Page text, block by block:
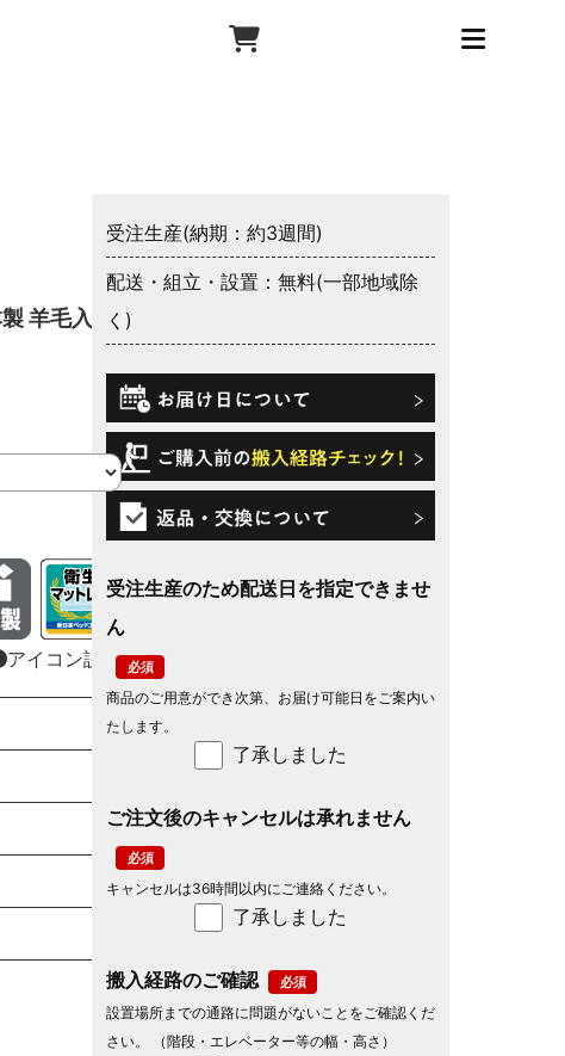
羊毛入り
アイコン説明
受注生産(納期：約3週間)
配送・組立・設置：無料(一部地域除
く)
受注生産のため配送日を指定できませ
ん
了承しました
商品のご用意ができ次第、お届け可能日をご案内い
たします。
ご注文後のキャンセルは承れません
了承しました
キャンセルは36時間以内にご連絡ください。
搬入経路のご確認
設置場所までの通路に問題がないことをご確認くだ
さい。 （階段・エレベーター等の幅・高さ）